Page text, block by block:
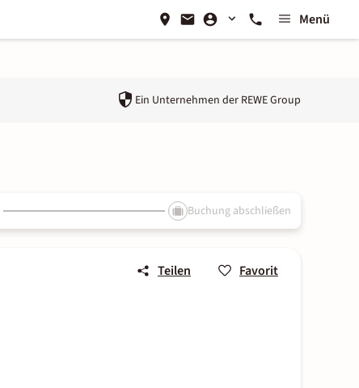
Menü
Ein Unternehmen der REWE Group
Buchung abschließen
Teilen Favorit